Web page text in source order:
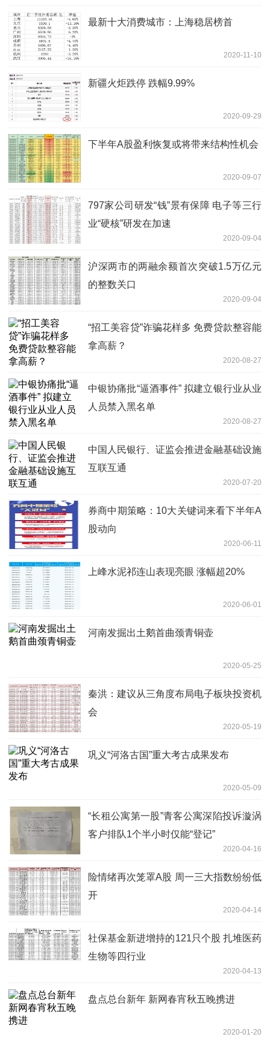
最新十大消费城市：上海稳居榜首
2020-11-10
新疆火炬跌停 跌幅9.99%
2020-09-29
下半年A股盈利恢复或将带来结构性机会
2020-09-07
797家公司研发“钱”景有保障 电子等三行
业“硬核”研发在加速
2020-09-04
沪深两市的两融余额首次突破1.5万亿元
的整数关口
2020-09-04
“招工美容贷”诈骗花样多 免费贷款整容能
拿高薪？
2020-08-27
中银协痛批“逼酒事件” 拟建立银行业从业
人员禁入黑名单
2020-08-27
中国人民银行、证监会推进金融基础设施
互联互通
2020-07-20
券商中期策略：10大关键词来看下半年A
股动向
2020-06-11
上峰水泥祁连山表现亮眼 涨幅超20%
2020-06-01
河南发掘出土鹅首曲颈青铜壶
2020-05-25
秦洪：建议从三角度布局电子板块投资机
会
2020-05-19
巩义“河洛古国”重大考古成果发布
2020-05-09
“长租公寓第一股”青客公寓深陷投诉漩涡
客户排队1个半小时仅能“登记”
2020-04-16
险情绪再次笼罩A股 周一三大指数纷纷低
开
2020-04-14
社保基金新进增持的121只个股 扎堆医药
生物等四行业
2020-04-13
盘点总台新年 新网春宵秋五晚携进
2020-01-20